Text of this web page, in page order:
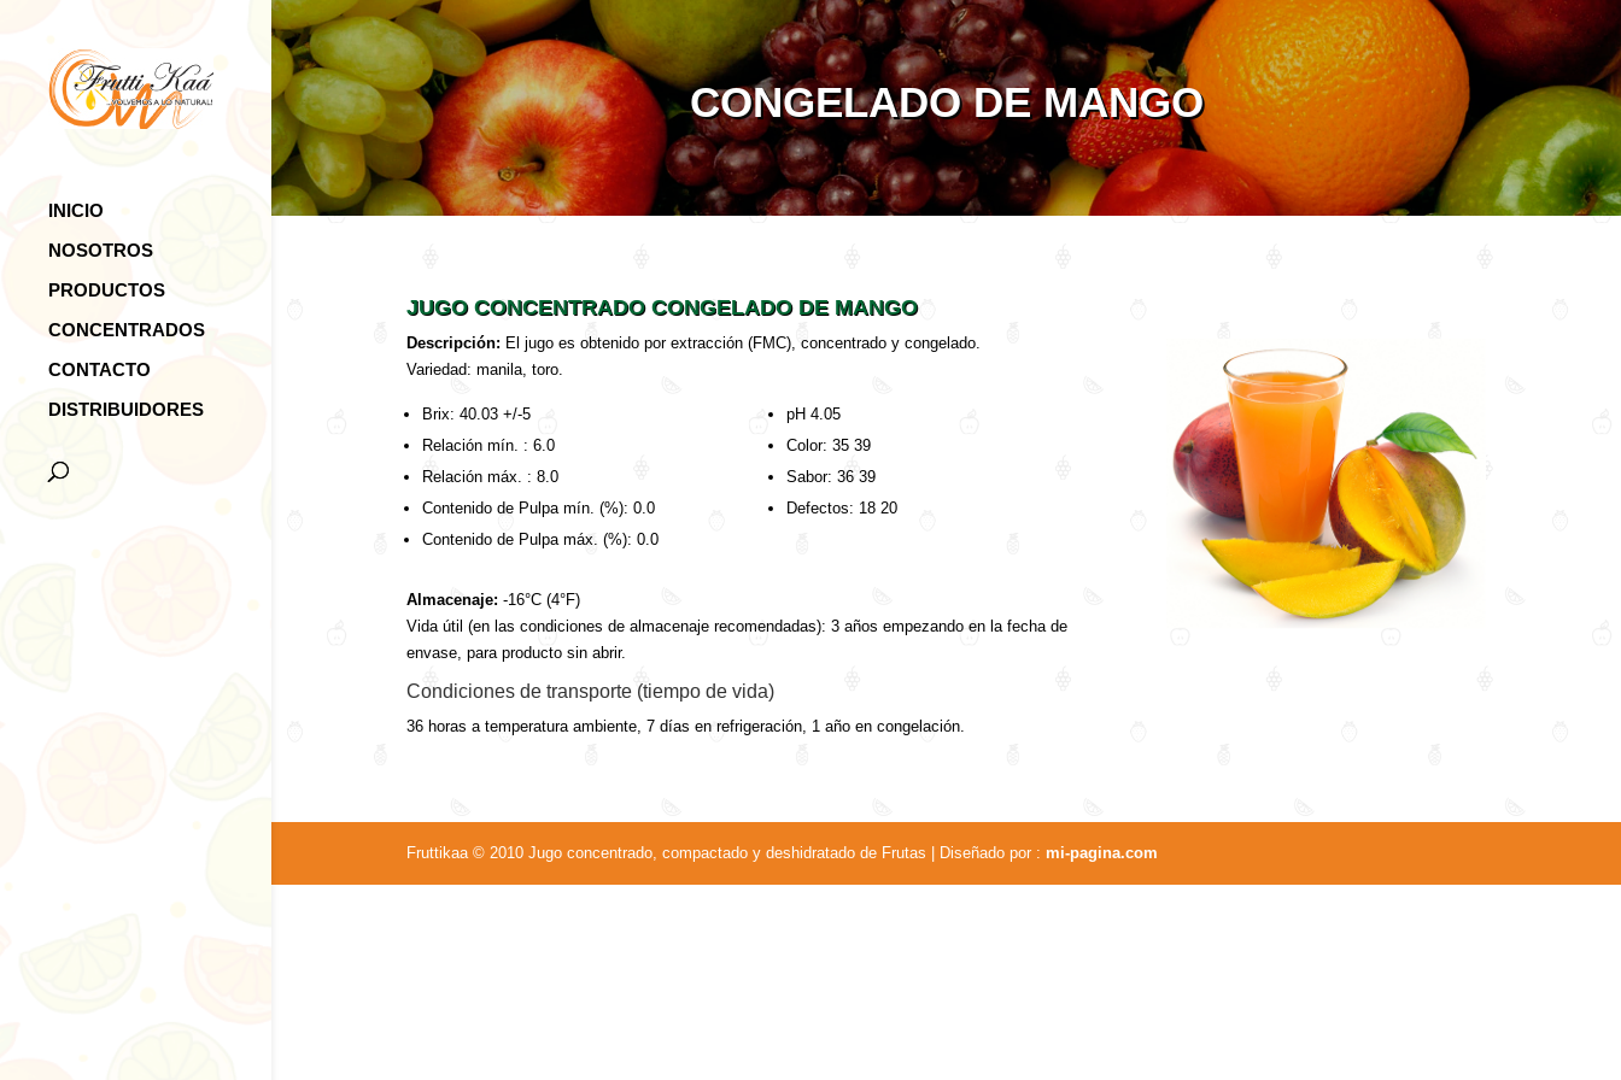
INICIO
NOSOTROS
PRODUCTOS
CONCENTRADOS
CONTACTO
DISTRIBUIDORES
CONGELADO DE MANGO
JUGO CONCENTRADO CONGELADO DE MANGO
Descripción: El jugo es obtenido por extracción (FMC), concentrado y congelado.
Variedad: manila, toro.
Brix: 40.03 +/-5
Relación mín. : 6.0
Relación máx. : 8.0
Contenido de Pulpa mín. (%): 0.0
Contenido de Pulpa máx. (%): 0.0
pH 4.05
Color: 35 39
Sabor: 36 39
Defectos: 18 20
Almacenaje: -16°C (4°F)
Vida útil (en las condiciones de almacenaje recomendadas): 3 años empezando en la fecha de
envase, para producto sin abrir.
Condiciones de transporte (tiempo de vida)
36 horas a temperatura ambiente, 7 días en refrigeración, 1 año en congelación.
Fruttikaa © 2010 Jugo concentrado, compactado y deshidratado de Frutas | Diseñado por : mi-pagina.com